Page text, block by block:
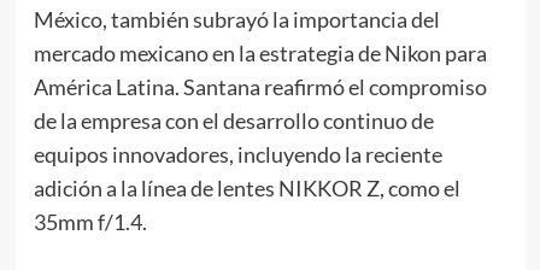
México, también subrayó la importancia del
mercado mexicano en la estrategia de Nikon para
América Latina. Santana reafirmó el compromiso
de la empresa con el desarrollo continuo de
equipos innovadores, incluyendo la reciente
adición a la línea de lentes NIKKOR Z, como el
35mm f/1.4.